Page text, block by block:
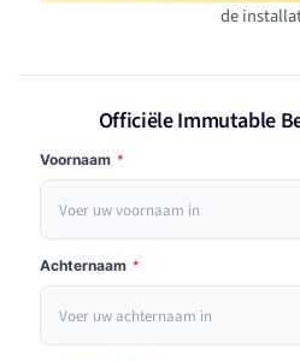
de
Officiële Immutable
Voornaam *
Achternaam *